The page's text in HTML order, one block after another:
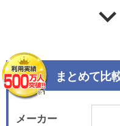
まとめて比
メーカー